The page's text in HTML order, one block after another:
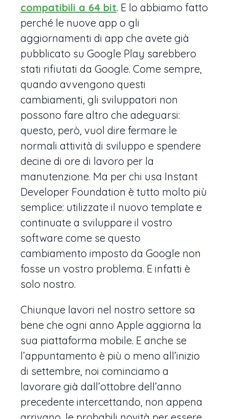
compatibili a 64 bit. E lo abbiamo fatto
perché le nuove app o gli
aggiornamenti di app che avete già
pubblicato su Google Play sarebbero
stati rifiutati da Google. Come sempre,
quando avvengono questi
cambiamenti, gli sviluppatori non
possono fare altro che adeguarsi:
questo, però, vuol dire fermare le
normali attività di sviluppo e spendere
decine di ore di lavoro per la
manutenzione. Ma per chi usa Instant
Developer Foundation è tutto molto più
semplice: utilizzate il nuovo template e
continuate a sviluppare il vostro
software come se questo
cambiamento imposto da Google non
fosse un vostro problema. E infatti è
solo nostro.
Chiunque lavori nel nostro settore sa
bene che ogni anno Apple aggiorna la
sua piattaforma mobile. E anche se
l’appuntamento è più o meno all’inizio
di settembre, noi cominciamo a
lavorare già dall’ottobre dell’anno
precedente intercettando, non appena